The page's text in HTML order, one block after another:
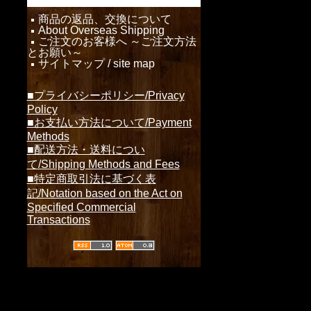
商品の返品、交換について
About Overseas Shipping
ご注文のお客様へ ～ご注文方法
とお願い～
サイトマップ / site map
■プライバシーポリシー/Privacy
Policy
■お支払い方法について/Payment
Methods
■配送方法・送料につい
て/Shipping Methods and Fees
■特定商取引法に基づく表
記/Notation based on the Act on
Specified Commercial
Transactions